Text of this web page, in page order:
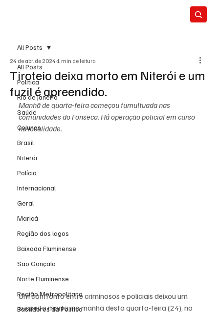
All Posts
Política
Rio de Janeiro
Saúde
Colunas
Brasil
Niterói
Polícia
Internacional
Geral
Maricá
Região dos lagos
Baixada Fluminense
São Gonçalo
Norte Fluminense
Região Metropolitana
Bastidores da Política
All Posts
Tiroteio deixa morto em Niterói e um
fuzil é apreendido.
24 de abr. de 2024 1 min de leitura
Manhã de quarta-feira começou tumultuada nas
comunidades do Fonseca. Há operação policial em curso
na localidade.
Um confronto entre criminosos e policiais deixou um
suspeito morto, na manhã desta quarta-feira (24), no